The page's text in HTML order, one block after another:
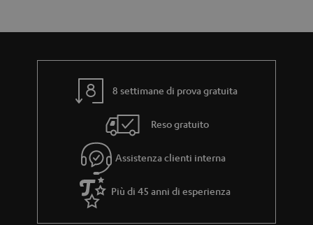
a
a
8 settimane di prova gratuita
Reso gratuito
Assistenza clienti interna
Più di 45 anni di esperienza